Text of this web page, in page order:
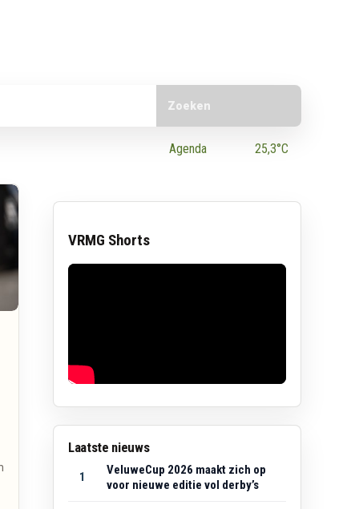
Agenda 25,3°C
VRMG Shorts
Laatste nieuws
1
VeluweCup 2026 maakt zich op
voor nieuwe editie vol derby’s